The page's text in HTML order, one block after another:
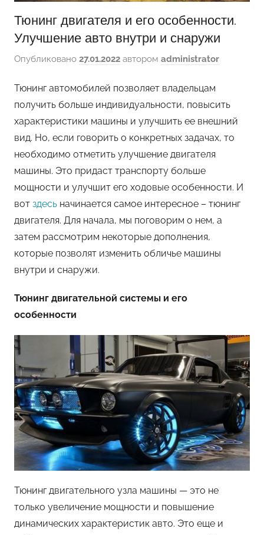
Тюнинг двигателя и его особенности.
Улучшение авто внутри и снаружи
Опубликовано 27.01.2022 автором administrator
Тюнинг автомобилей позволяет владельцам
получить больше индивидуальности, повысить
характеристики машины и улучшить ее внешний
вид. Но, если говорить о конкретных задачах, то
необходимо отметить улучшение двигателя
машины. Это придаст транспорту больше
мощности и улучшит его ходовые особенности. И
вот здесь начинается самое интересное – тюнинг
двигателя. Для начала, мы поговорим о нем, а
затем рассмотрим некоторые дополнения,
которые позволят изменить обличье машины
внутри и снаружи.
Тюнинг двигательной системы и его
особенности
Тюнинг двигательного узла машины — это не
только увеличение мощности и повышение
динамических характеристик авто. Это еще и